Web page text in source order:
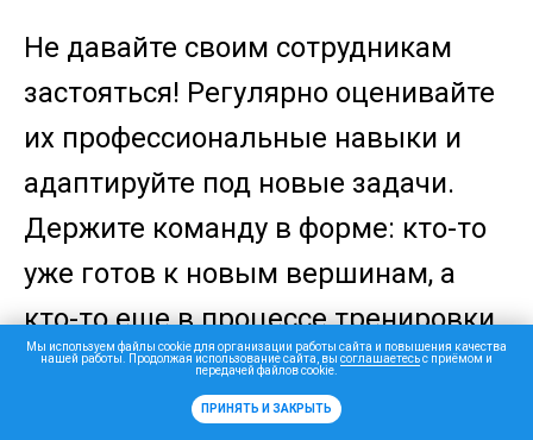
Не давайте своим сотрудникам
застояться! Регулярно оценивайте
их профессиональные навыки и
адаптируйте под новые задачи.
Держите команду в форме: кто-то
уже готов к новым вершинам, а
кто-то еще в процессе тренировки.
Почаще проверяйте их готовность,
так вы сможете быстро заменить
Мы используем файлы cookie для организации работы сайта и повышения качества
нашей работы. Продолжая использование сайта, вы соглашаетесьс приёмом и
передачей файлов cookie.
ПРИНЯТЬ И ЗАКРЫТЬ